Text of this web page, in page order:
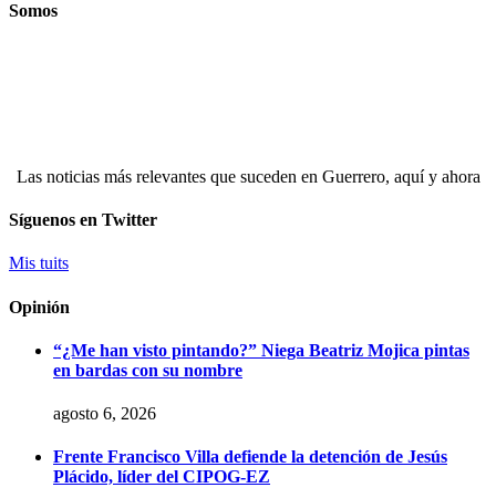
Somos
Las noticias más relevantes que suceden en Guerrero, aquí y ahora
Síguenos en Twitter
Mis tuits
Opinión
“¿Me han visto pintando?” Niega Beatriz Mojica pintas
en bardas con su nombre
agosto 6, 2026
Frente Francisco Villa defiende la detención de Jesús
Plácido, líder del CIPOG-EZ